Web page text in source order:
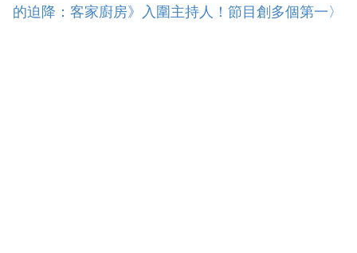
的迫降：客家廚房》入圍主持人！節目創多個第一〉‎